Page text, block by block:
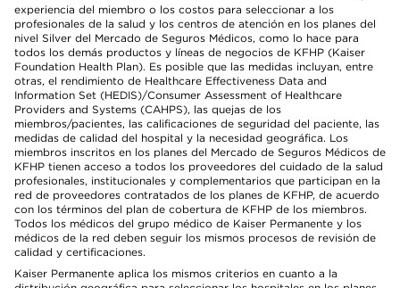
experiencia del miembro o los costos para seleccionar a los
profesionales de la salud y los centros de atención en los planes del
nivel Silver del Mercado de Seguros Médicos, como lo hace para
todos los demás productos y líneas de negocios de KFHP (Kaiser
Foundation Health Plan). Es posible que las medidas incluyan, entre
otras, el rendimiento de Healthcare Effectiveness Data and
Information Set (HEDIS)/Consumer Assessment of Healthcare
Providers and Systems (CAHPS), las quejas de los
miembros/pacientes, las calificaciones de seguridad del paciente, las
medidas de calidad del hospital y la necesidad geográfica. Los
miembros inscritos en los planes del Mercado de Seguros Médicos de
KFHP tienen acceso a todos los proveedores del cuidado de la salud
profesionales, institucionales y complementarios que participan en la
red de proveedores contratados de los planes de KFHP, de acuerdo
con los términos del plan de cobertura de KFHP de los miembros.
Todos los médicos del grupo médico de Kaiser Permanente y los
médicos de la red deben seguir los mismos procesos de revisión de
calidad y certificaciones.
Kaiser Permanente aplica los mismos criterios en cuanto a la